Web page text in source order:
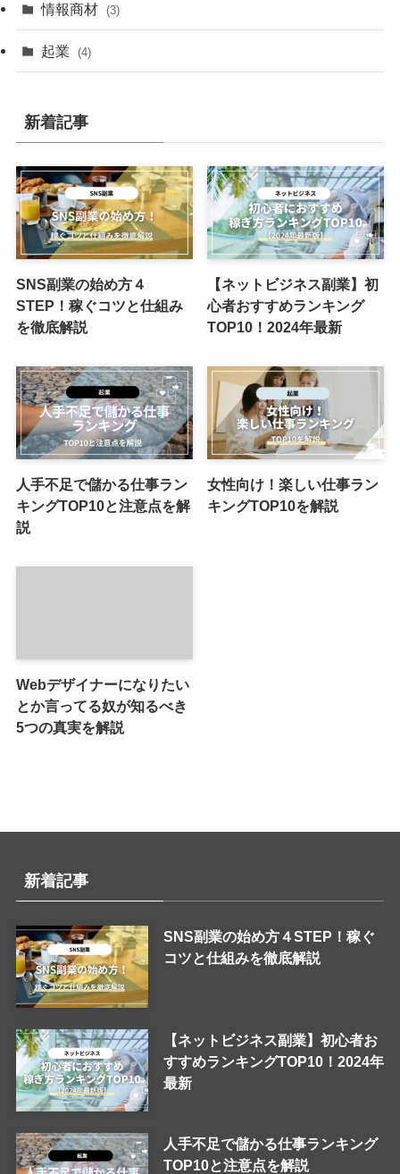
情報商材 (3)
起業 (4)
新着記事
SNS副業の始め方４
STEP！稼ぐコツと仕組み
を徹底解説
【ネットビジネス副業】初
心者おすすめランキング
TOP10！2024年最新
人手不足で儲かる仕事ラン
キングTOP10と注意点を解
説
女性向け！楽しい仕事ラン
キングTOP10を解説
Webデザイナーになりたい
とか言ってる奴が知るべき
5つの真実を解説
新着記事
SNS副業の始め方４STEP！稼ぐ
コツと仕組みを徹底解説
【ネットビジネス副業】初心者お
すすめランキングTOP10！2024年
最新
人手不足で儲かる仕事ランキング
TOP10と注意点を解説